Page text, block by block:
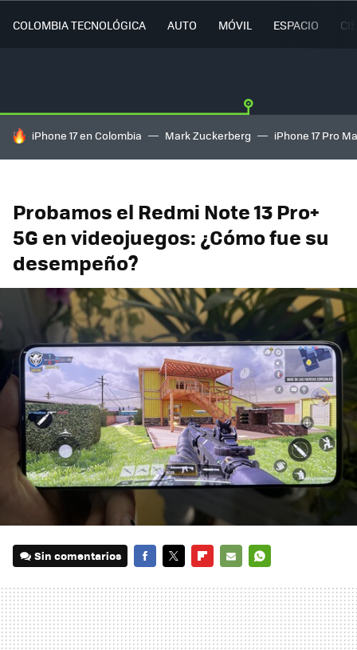
COLOMBIA TECNOLÓGICA AUTO MÓVIL ESPACIO
HOY SE HABLA DE
iPhone 17 en Colombia Mark Zuckerberg iPhone 17 Pro
Probamos el Redmi Note 13 Pro+
5G en videojuegos: ¿Cómo fue su
desempeño?
Sin comentarios
MAIL